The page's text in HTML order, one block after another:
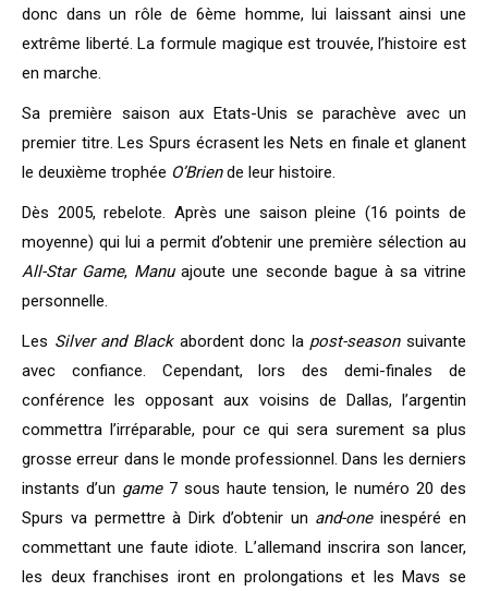
donc dans un rôle de 6ème homme, lui laissant ainsi une
extrême liberté. La formule magique est trouvée, l’histoire est
en marche.
Sa première saison aux Etats-Unis se parachève avec un
premier titre. Les Spurs écrasent les Nets en finale et glanent
le deuxième trophée O’Briende leur histoire.
Dès 2005, rebelote. Après une saison pleine (16 points de
moyenne) qui lui a permit d’obtenir une première sélection au
All-Star Game, Manuajoute une seconde bague à sa vitrine
personnelle.
Les Silver and Blackabordent donc la post-seasonsuivante
avec confiance. Cependant, lors des demi-finales de
conférence les opposant aux voisins de Dallas, l’argentin
commettra l’irréparable, pour ce qui sera surement sa plus
grosse erreur dans le monde professionnel. Dans les derniers
instants d’un game7 sous haute tension, le numéro 20 des
Spurs va permettre à Dirk d’obtenir un and-oneinespéré en
commettant une faute idiote. L’allemand inscrira son lancer,
les deux franchises iront en prolongations et les Mavs se